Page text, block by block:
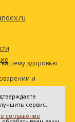
вашему здоровью
и
в
информационных
Реестровая
сервис,
соглашение